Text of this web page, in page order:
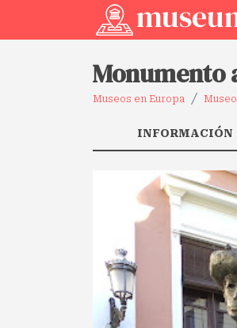
Monumento
Museos en Europa
INFORMACIÓN